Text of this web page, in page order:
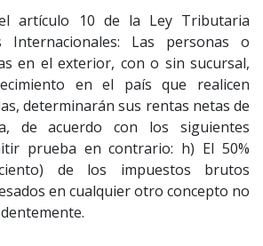
artículo 10 de la Ley Tributaria
Internacionales: Las personas o
en el exterior, con o sin sucursal,
en el país que realicen
determinarán sus rentas netas de
de acuerdo con los siguientes
prueba en contrario: h) El 50%
de los impuestos brutos
en cualquier otro concepto no